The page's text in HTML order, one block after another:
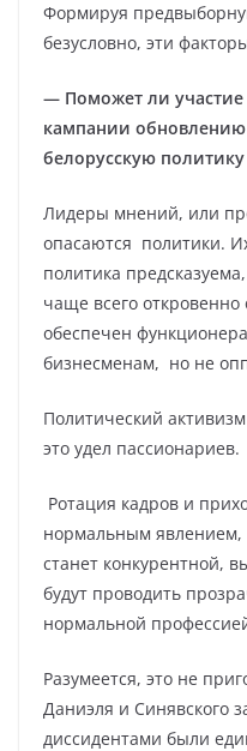
Формируя
безусловно, эти
— Поможет ли
кампании
белорусскую
Лидеры мнений, или
опасаются политики.
политика
чаще всего
обеспечен
бизнесменам, но не
Политический
это удел пассионариев.
Ротация кадров и
нормальным явлением,
станет конкурентной,
будут проводить
нормальной
Разумеется, это не
Даниэля и Синявского
диссидентами были